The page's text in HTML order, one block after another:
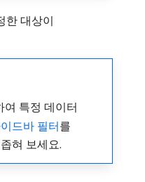
한 대상이
여 특정 데이터
드바 필터를
혀 보세요.